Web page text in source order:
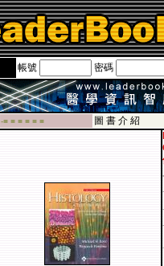
遊卡！！
帳號 密碼
-■ ■ ■ ■ ■ ■
圖 書 介 紹